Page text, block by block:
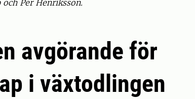
Per Henriksson.
avgörande för
i växtodlingen